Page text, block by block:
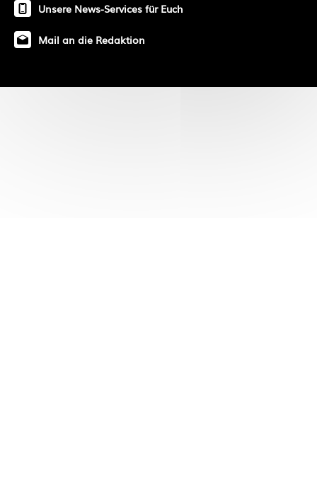
Unsere News-Services für Euch
Mail an die Redaktion